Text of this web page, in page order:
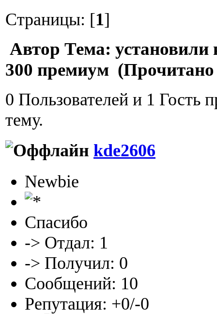
Страницы: [1]
Автор Тема: установили
300 премиум (Прочитано
0 Пользователей и 1 Гость
тему.
kde2606
Newbie
Спасибо
-> Отдал: 1
-> Получил: 0
Сообщений: 10
Репутация: +0/-0